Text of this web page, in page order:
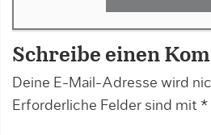
Schreibe einen
Deine E-Mail-Adresse wird
Erforderliche Felder sind mit *